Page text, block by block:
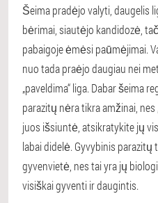
Šeima pradėjo valyti, daugelis
bėrimai, siautėjo kandidozė,
pabaigoje ėmėsi paūmėjimai.
nuo tada praėjo daugiau nei
„paveldima“ liga. Dabar šeima
parazitų nėra tikra amžinai,
juos išsiuntė, atsikratykite jų
labai didelė. Gyvybinis
gyvenvietė, nes tai yra jų
visiškai gyventi ir daugintis.